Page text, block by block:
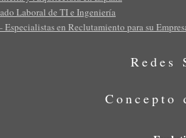
Laboral de TI e Ingeniería
en Reclutamiento para su
Redes
Concepto